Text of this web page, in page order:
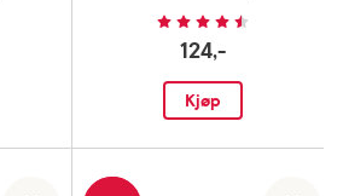
124,-
Kjøp